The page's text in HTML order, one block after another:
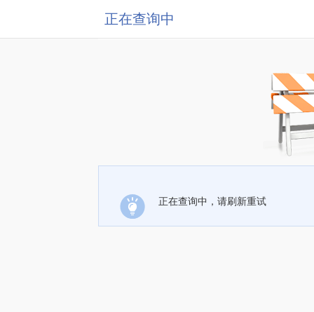
正在查询中
正在查询中，请刷新重试